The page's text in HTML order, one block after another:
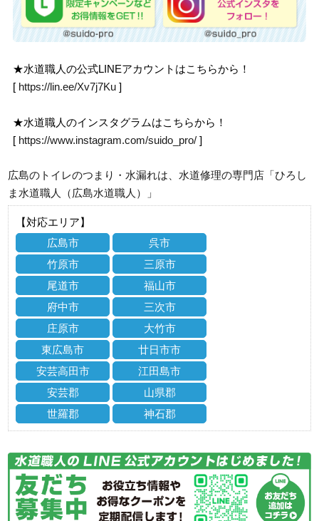
★水道職人の公式LINEアカウントはこちらから！
[ https://lin.ee/Xv7j7Ku ]
★水道職人のインスタグラムはこちらから！
[ https://www.instagram.com/suido_pro/ ]
広島のトイレのつまり・水漏れは、水道修理の専門店「ひろし
ま水道職人（広島水道職人）」
【対応エリア】
広島市
呉市
竹原市
三原市
尾道市
福山市
府中市
三次市
庄原市
大竹市
東広島市
廿日市市
安芸高田市
江田島市
安芸郡
山県郡
世羅郡
神石郡